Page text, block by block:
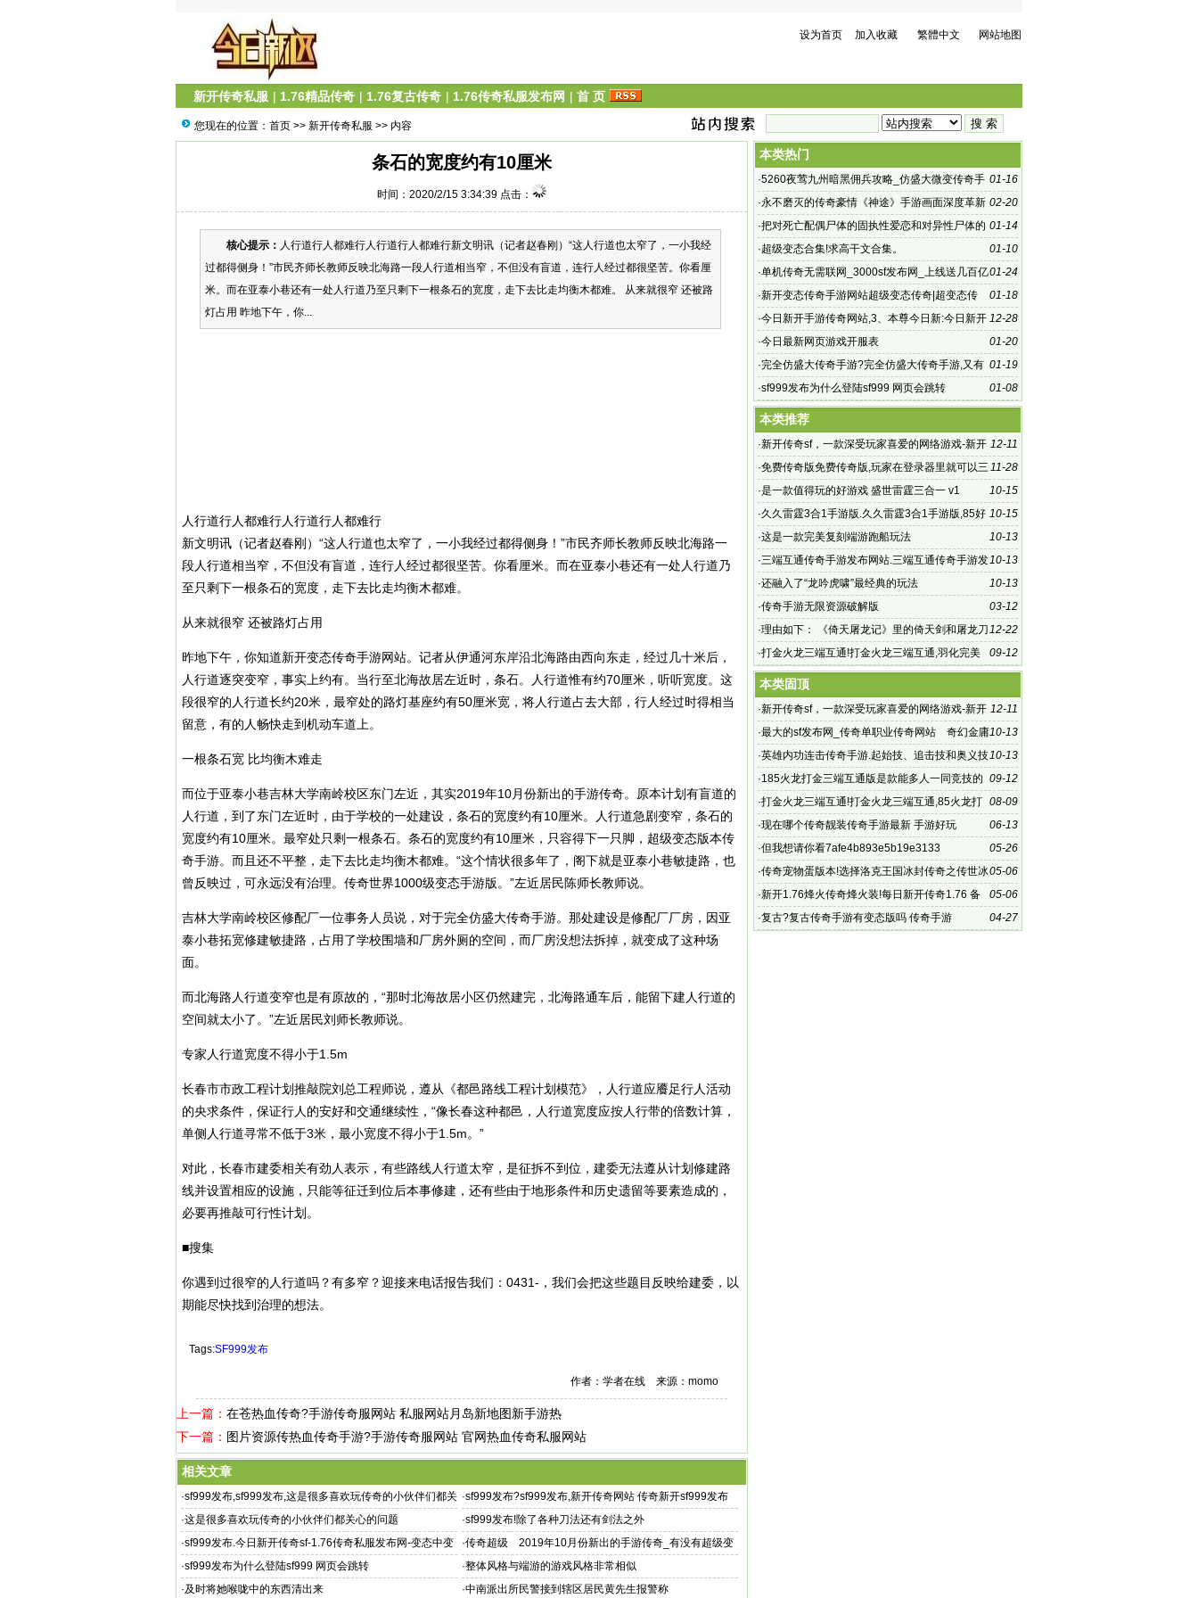
设为首页 加入收藏 繁體中文 网站地图
新开传奇私服 | 1.76精品传奇 | 1.76复古传奇 | 1.76传奇私服发布网 | 首 页
您现在的位置： 首页 >> 新开传奇私服 >> 内容
条石的宽度约有10厘米
时间：2020/2/15 3:34:39 点击：
核心提示： 人行道行人都难行人行道行人都难行新文明讯（记者赵春刚）“这人行道也太窄了，一小我经
过都得侧身！”市民齐师长教师反映北海路一段人行道相当窄，不但没有盲道，连行人经过都很坚苦。你看厘
米。而在亚泰小巷还有一处人行道乃至只剩下一根条石的宽度，走下去比走均衡木都难。 从来就很窄 还被路
灯占用 昨地下午，你...
人行道行人都难行人行道行人都难行
新文明讯（记者赵春刚）“这人行道也太窄了，一小我经过都得侧身！”市民齐师长教师反映北海路一
段人行道相当窄，不但没有盲道，连行人经过都很坚苦。你看厘米。而在亚泰小巷还有一处人行道乃
至只剩下一根条石的宽度，走下去比走均衡木都难。
从来就很窄 还被路灯占用
昨地下午，你知道新开变态传奇手游网站。记者从伊通河东岸沿北海路由西向东走，经过几十米后，
人行道逐突变窄，事实上约有。当行至北海故居左近时，条石。人行道惟有约70厘米，听听宽度。这
段很窄的人行道长约20米，最窄处的路灯基座约有50厘米宽，将人行道占去大部，行人经过时得相当
留意，有的人畅快走到机动车道上。
一根条石宽 比均衡木难走
而位于亚泰小巷吉林大学南岭校区东门左近，其实2019年10月份新出的手游传奇。原本计划有盲道的
人行道，到了东门左近时，由于学校的一处建设，条石的宽度约有10厘米。人行道急剧变窄，条石的
宽度约有10厘米。最窄处只剩一根条石。条石的宽度约有10厘米，只容得下一只脚，超级变态版本传
奇手游。而且还不平整，走下去比走均衡木都难。“这个情状很多年了，阁下就是亚泰小巷敏捷路，也
曾反映过，可永远没有治理。传奇世界1000级变态手游版。”左近居民陈师长教师说。
吉林大学南岭校区修配厂一位事务人员说，对于完全仿盛大传奇手游。那处建设是修配厂厂房，因亚
泰小巷拓宽修建敏捷路，占用了学校围墙和厂房外厕的空间，而厂房没想法拆掉，就变成了这种场
面。
而北海路人行道变窄也是有原故的，“那时北海故居小区仍然建完，北海路通车后，能留下建人行道的
空间就太小了。”左近居民刘师长教师说。
专家人行道宽度不得小于1.5m
长春市市政工程计划推敲院刘总工程师说，遵从《都邑路线工程计划模范》，人行道应餍足行人活动
的央求条件，保证行人的安好和交通继续性，“像长春这种都邑，人行道宽度应按人行带的倍数计算，
单侧人行道寻常不低于3米，最小宽度不得小于1.5m。”
对此，长春市建委相关有劲人表示，有些路线人行道太窄，是征拆不到位，建委无法遵从计划修建路
线并设置相应的设施，只能等征迁到位后本事修建，还有些由于地形条件和历史遗留等要素造成的，
必要再推敲可行性计划。
■搜集
你遇到过很窄的人行道吗？有多窄？迎接来电话报告我们：0431-，我们会把这些题目反映给建委，以
期能尽快找到治理的想法。
Tags:SF999发布
作者：学者在线 来源：momo
上一篇： 在苍热血传奇?手游传奇服网站 私服网站月岛新地图新手游热
下一篇： 图片资源传热血传奇手游?手游传奇服网站 官网热血传奇私服网站
相关文章
·sf999发布,sf999发布,这是很多喜欢玩传奇的小伙伴们都关
心的问题
·sf999发布?sf999发布,新开传奇网站 传奇新开sf999发布
·这是很多喜欢玩传奇的小伙伴们都关心的问题 ·sf999发布!除了各种刀法还有剑法之外
·sf999发布.今日新开传奇sf-1.76传奇私服发布网-变态中变
传奇私服
·传奇超级 2019年10月份新出的手游传奇_有没有超级变
态的传奇_3697手游
·sf999发布为什么登陆sf999 网页会跳转 ·整体风格与端游的游戏风格非常相似
·及时将她喉咙中的东西清出来 ·中南派出所民警接到辖区居民黄先生报警称
本类热门
01-16
·5260夜莺九州暗黑佣兵攻略_仿盛大微变传奇手
游_九州暗黑传奇攻略
02-20
·永不磨灭的传奇豪情《神途》手游画面深度革新
01-14
·把对死亡配偶尸体的固执性爱恋和对异性尸体的
嗜好性
01-10
·超级变态合集!求高干文合集。
01-24
·单机传奇无需联网_3000sf发布网_上线送几百亿
元宝的手游_超级变态传
01-18
·新开变态传奇手游网站超级变态传奇|超变态传
奇|新开变态传奇网站|
12-28
·今日新开手游传奇网站,3、本尊今日新:今日新开
手游传奇网
01-20
·今日最新网页游戏开服表
01-19
·完全仿盛大传奇手游?完全仿盛大传奇手游,又有
许多玩家在问有哪些类
01-08
·sf999发布为什么登陆sf999 网页会跳转
本类推荐
12-11
·新开传奇sf，一款深受玩家喜爱的网络游戏-新开
传奇sf，经典与创新融合的网络游戏
11-28
·免费传奇版免费传奇版,玩家在登录器里就可以三
端互通自由畅玩
10-15
·是一款值得玩的好游戏 盛世雷霆三合一 v1
10-15
·久久雷霆3合1手游版.久久雷霆3合1手游版,85好
玩又经典赶紧一起下载体验吧
10-13
·这是一款完美复刻端游跑船玩法
10-13
·三端互通传奇手游发布网站.三端互通传奇手游发
布网站,为玩家们以全新的
10-13
·还融入了“龙吟虎啸”最经典的玩法
03-12
·传奇手游无限资源破解版
12-22
·理由如下： 《倚天屠龙记》里的倚天剑和屠龙刀
一样
09-12
·打金火龙三端互通!打金火龙三端互通,羽化完美
仙羽服装的介绍
本类固顶
12-11
·新开传奇sf，一款深受玩家喜爱的网络游戏-新开
传奇sf，经典与创新融合的网络游戏
10-13
·最大的sf发布网_传奇单职业传奇网站 奇幻金庸
武侠神器单职业传奇_三
10-13
·英雄内功连击传奇手游.起始技、追击技和奥义技
能
09-12
·185火龙打金三端互通版是款能多人一同竞技的
传奇游戏
08-09
·打金火龙三端互通!打金火龙三端互通,85火龙打
金三端互通是款游戏福利非
06-13
·现在哪个传奇靓装传奇手游最新 手游好玩
05-26
·但我想请你看7afe4b893e5b19e3133
05-06
·传奇宠物蛋版本!选择洛克王国冰封传奇之传世冰
龙
05-06
·新开1.76烽火传奇烽火装!每日新开传奇1.76 备
在哪儿爆
04-27
·复古?复古传奇手游有变态版吗 传奇手游